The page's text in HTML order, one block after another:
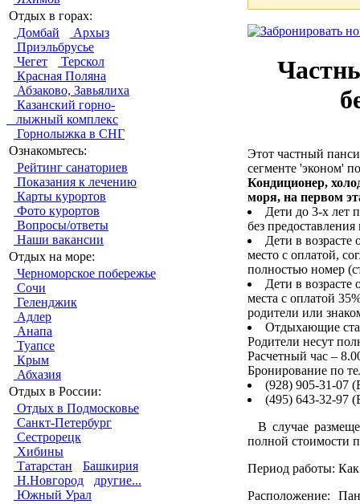
Отдых в горах:
Домбай
Архыз
Приэльбрусье
Чегет
Терскол
Красная Поляна
Абзаково, Завьялиха
Казанский горно-
лыжный комплекс
Горнолыжка в СНГ
Ознакомьтесь:
Рейтинг санаториев
Показания к лечению
Карты курортов
Фото курортов
Вопросы/ответы
Наши вакансии
Отдых на море:
Черноморское побережье
Сочи
Геленджик
Адлер
Анапа
Туапсе
Крым
Абхазия
Отдых в России:
Отдых в Подмосковье
Санкт-Петербург
Сестрорецк
Хибины
Татарстан
Башкирия
Н.Новгород
другие...
Южный Урал
Этот частный
сегменте 'эконом'
Кондиционер,
моря, на первом
Дети до 3-х лет
без
Дети в
место с оплатой,
полностью номер
Дети в возрасте
места с оплатой
родители или
Отдыхающие
Родители несут
Расчетный час –
Бронирование по
(928) 905-31-07
(495) 643-32-97
В случае
полной стоимости
Период работы: Как
Расположение: